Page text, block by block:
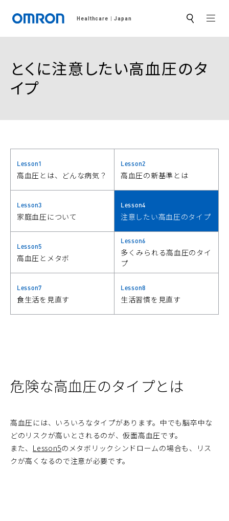
Healthcare Japan サ
ト
索
とくに注意したい高血圧のタ
イプ
Lesson1
高血圧とは、どんな病気？
Lesson2
高血圧の新基準とは
Lesson3
家庭血圧について
Lesson4
注意したい高血圧のタイプ
Lesson5
高血圧とメタボ
Lesson6
多くみられる高血圧のタイ
プ
Lesson7
食生活を見直す
Lesson8
生活習慣を見直す
危険な高血圧のタイプとは
高血圧には、いろいろなタイプがあります。中でも脳卒中な
どのリスクが高いとされるのが、仮面高血圧です。
また、 Lesson5のメタボリックシンドロームの場合も、リス
クが高くなるので注意が必要です。